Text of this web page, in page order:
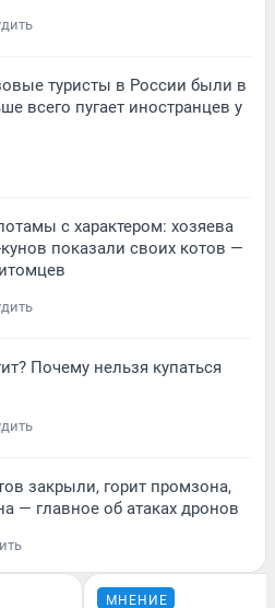
туристы в России были в
всего пугает иностранцев у
с характером: хозяева
показали своих котов —
Почему нельзя купаться
закрыли, горит промзона,
— главное об атаках дронов
МНЕНИЕ